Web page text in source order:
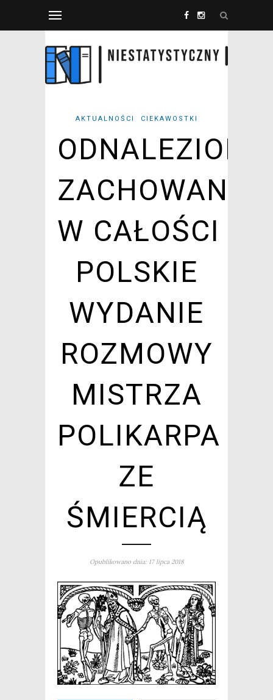
AKTUALNOŚCI CIEKAWOSTKI
ODNALEZIONO
ZACHOWANE
W CAŁOŚCI
POLSKIE
WYDANIE
ROZMOWY
MISTRZA
POLIKARPA
ZE
ŚMIERCIĄ
Opublikowano dnia: 17 lipca 2018